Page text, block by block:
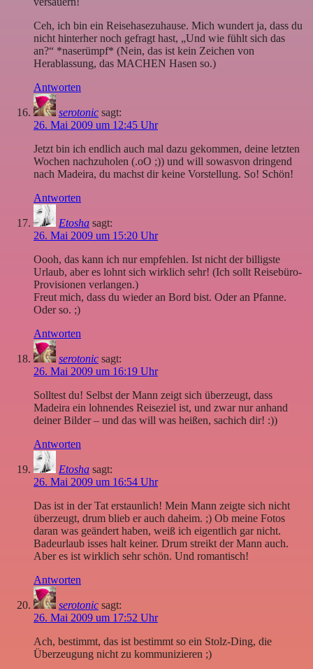
Ceh, ich bin ein Reisehasezuhause. Mich wundert ja, dass du
nicht hinterher noch gefragt hast, „Und wie fühlt sich das
an?“ *naserümpf* (Nein, das ist kein Zeichen von
Herablassung, das MACHEN Hasen so.)
Antworten
serotonic sagt:
26. Mai 2009 um 12:45 Uhr
Jetzt bin ich endlich auch mal dazu gekommen, deine letzten
Wochen nachzuholen (.oO ;)) und will sowasvon dringend
nach Madeira, du machst dir keine Vorstellung. So! Schön!
Antworten
Etosha sagt:
26. Mai 2009 um 15:20 Uhr
Oooh, das kann ich nur empfehlen. Ist nicht der billigste
Urlaub, aber es lohnt sich wirklich sehr! (Ich sollt Reisebüro-
Provisionen verlangen.)
Freut mich, dass du wieder an Bord bist. Oder an Pfanne.
Oder so. ;)
Antworten
serotonic sagt:
26. Mai 2009 um 16:19 Uhr
Solltest du! Selbst der Mann zeigt sich überzeugt, dass
Madeira ein lohnendes Reiseziel ist, und zwar nur anhand
deiner Bilder – und das will was heißen, sachich dir! :))
Antworten
Etosha sagt:
26. Mai 2009 um 16:54 Uhr
Das ist in der Tat erstaunlich! Mein Mann zeigte sich nicht
überzeugt, drum blieb er auch daheim. ;) Ob meine Fotos
daran was geändert haben, weiß ich eigentlich gar nicht.
Badeurlaub isses halt keiner. Drum streikt der Mann auch.
Aber es ist wirklich sehr schön. Und romantisch!
Antworten
serotonic sagt:
26. Mai 2009 um 17:52 Uhr
Ach, bestimmt, das ist bestimmt so ein Stolz-Ding, die
Überzeugung nicht zu kommunizieren ;)